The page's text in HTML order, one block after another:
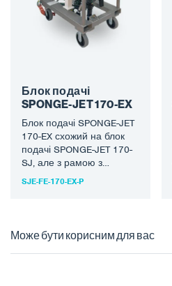
Блок подачі
SPONGE-JET 170-EX
Блок подачі SPONGE-JET
170-EX схожий на блок
подачі SPONGE-JET 170-
SJ, але з рамою з
нержавіючої сталі та
SJE-FE-170-EX-P
Може бути корисним для вас